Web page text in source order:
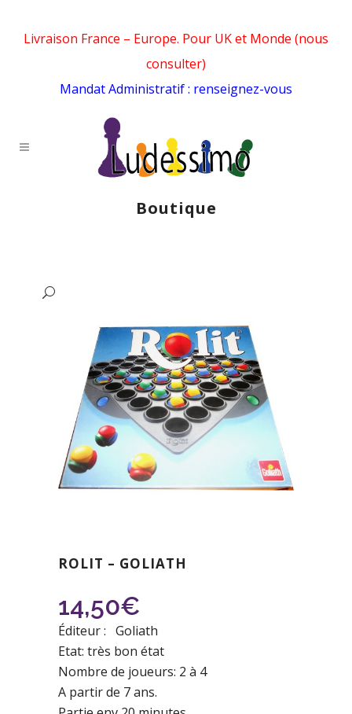
Livraison France – Europe. Pour UK et Monde (nous
consulter)
Mandat Administratif : renseignez-vous
Boutique
ROLIT – GOLIATH
14,50€
Éditeur : Goliath
Etat: très bon état
Nombre de joueurs: 2 à 4
A partir de 7 ans.